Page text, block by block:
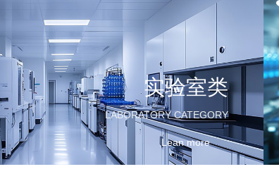
实验室类
LABORATORY CATEGORY
Lean more